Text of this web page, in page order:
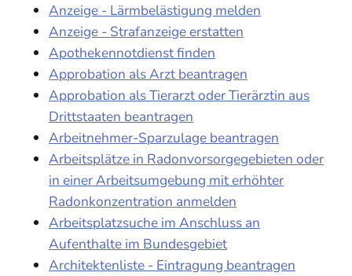
Anzeige - Lärmbelästigung melden
Anzeige - Strafanzeige erstatten
Apothekennotdienst finden
Approbation als Arzt beantragen
Approbation als Tierarzt oder Tierärztin aus
Drittstaaten beantragen
Arbeitnehmer-Sparzulage beantragen
Arbeitsplätze in Radonvorsorgegebieten oder
in einer Arbeitsumgebung mit erhöhter
Radonkonzentration anmelden
Arbeitsplatzsuche im Anschluss an
Aufenthalte im Bundesgebiet
Architektenliste - Eintragung beantragen